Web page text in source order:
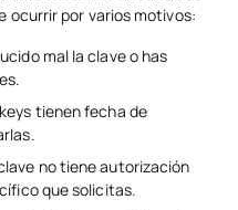
ocurrir por varios motivos:
mal la clave o has
tienen fecha de
no tiene autorización
que solicitas.